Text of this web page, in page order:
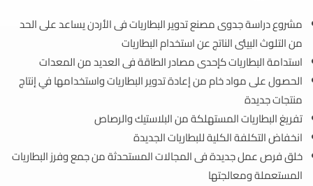
مشروع دراسة جدوى مصنع تدوير البطاريات فى الأردن يساعد على الحد
من التلوث البيئى الناتج عن استخدام البطاريات
استدامة البطاريات كإحدى مصادر الطاقة فى العديد من المعدات
الحصول على مواد خام من إعادة تدوير البطاريات واستخدامها في إنتاج
منتجات جديدة
تفريغ البطاريات المستهلكة من البلاستيك والرصاص
انخفاض التكلفة الكلية للبطاريات الجديدة
خلق فرص عمل جديدة فى المجالات المستحدثة من جمع وفرز البطاريات
المستعملة ومعالجتها